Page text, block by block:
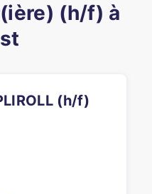
(h/f) à
(h/f)